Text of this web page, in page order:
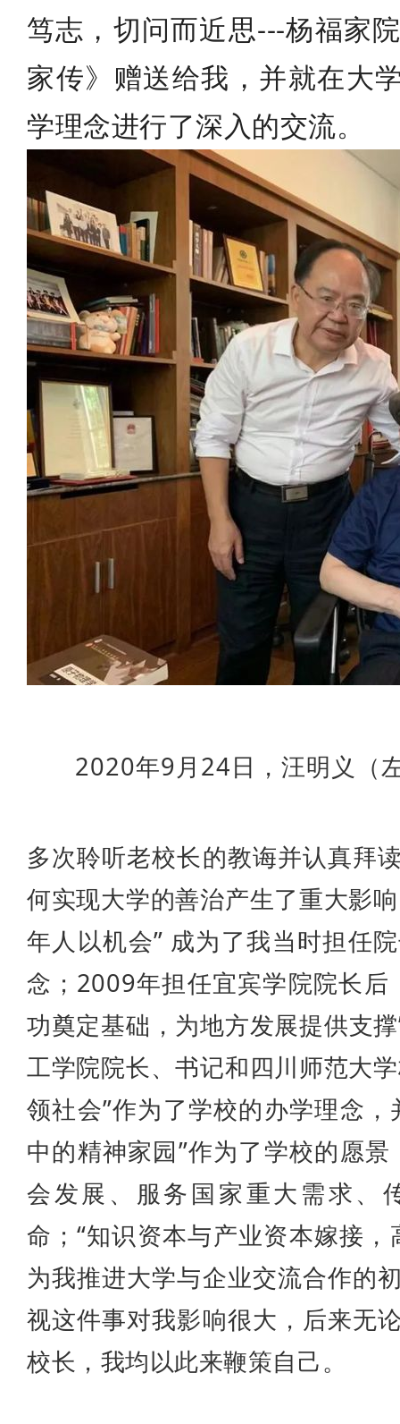
笃志，切问而近思---杨福家
家传》赠送给我，并就在大
学理念进行了深入的交流。
2020年9月24日，汪明义（
多次聆听老校长的教诲并认真拜
何实现大学的善治产生了重大影
年人以机会” 成为了我当时担任
念；2009年担任宜宾学院院长
功奠定基础，为地方发展提供支
工学院院长、书记和四川师范大
领社会”作为了学校的办学理念
中的精神家园”作为了学校的愿
会发展、服务国家重大需求、
命；“知识资本与产业资本嫁接
为我推进大学与企业交流合作的
视这件事对我影响很大，后来无
校长，我均以此来鞭策自己。